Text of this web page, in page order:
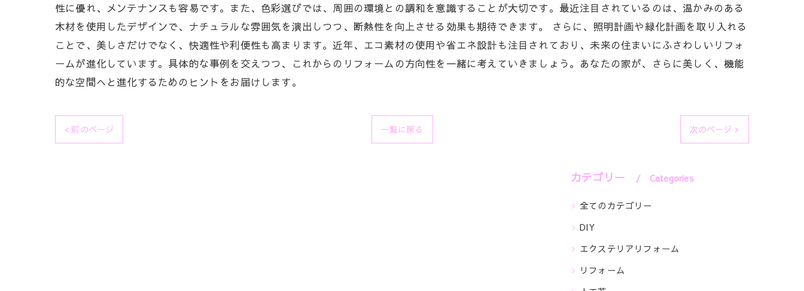
性に優れ、メンテナンスも容易です。また、色彩選びでは、周囲の環境との調和を意識することが大切です。最近注目されているのは、温かみのある
木材を使用したデザインで、ナチュラルな雰囲気を演出しつつ、断熱性を向上させる効果も期待できます。 さらに、照明計画や緑化計画を取り入れる
ことで、美しさだけでなく、快適性や利便性も高まります。近年、エコ素材の使用や省エネ設計も注目されており、未来の住まいにふさわしいリフォ
ームが進化しています。具体的な事例を交えつつ、これからのリフォームの方向性を一緒に考えていきましょう。あなたの家が、さらに美しく、機能
的な空間へと進化するためのヒントをお届けします。
< 前のページ 一覧に戻る 次のページ >
カテゴリー Categories
全てのカテゴリー
DIY
エクステリアリフォーム
リフォーム